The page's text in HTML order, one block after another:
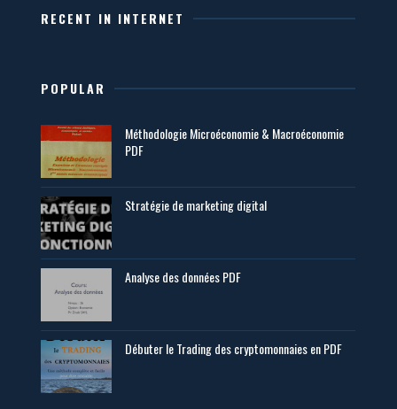
RECENT IN INTERNET
POPULAR
Méthodologie Microéconomie & Macroéconomie
PDF
Stratégie de marketing digital
Analyse des données PDF
Débuter le Trading des cryptomonnaies en PDF